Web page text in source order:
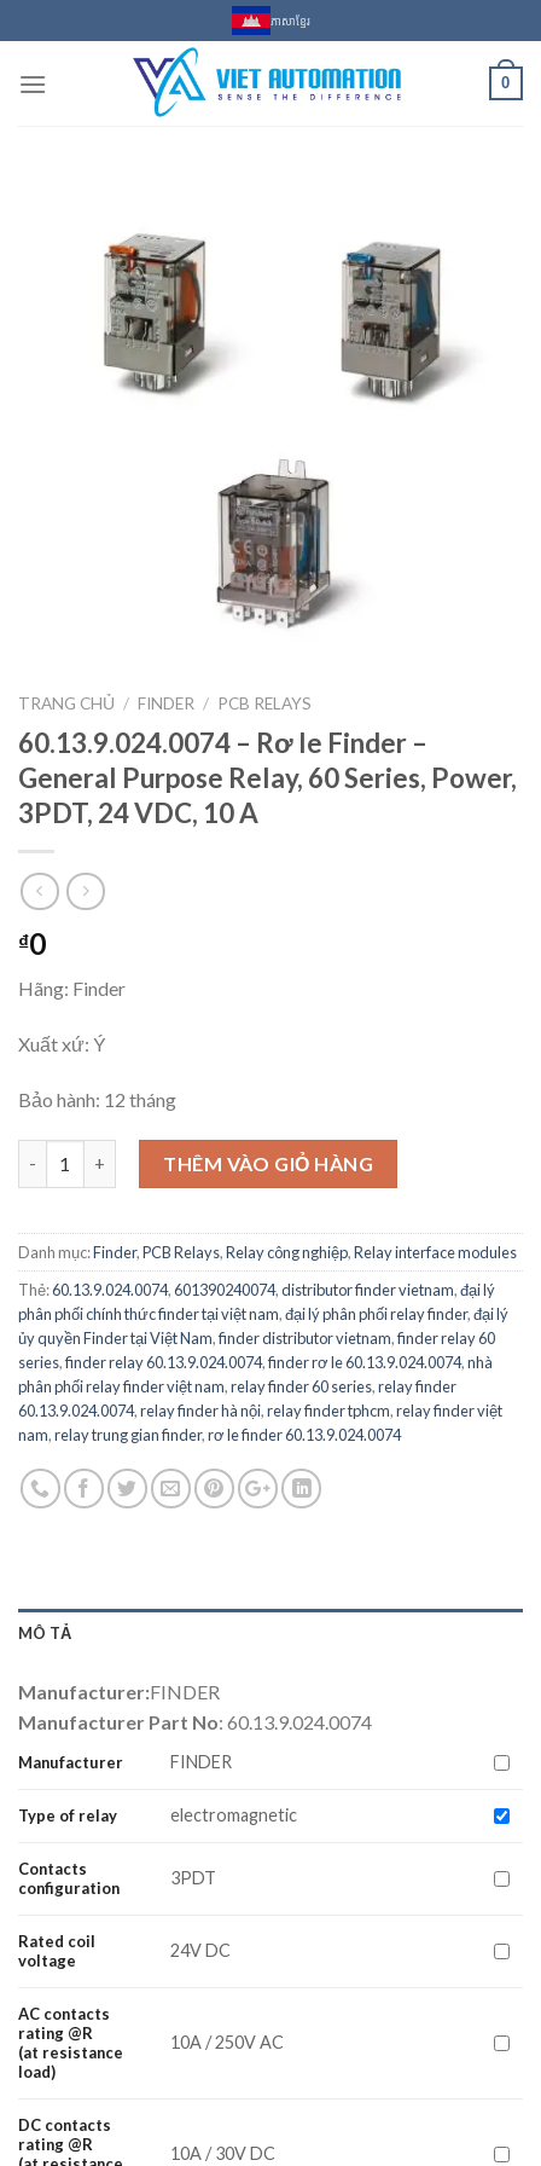
to
content
ភាសាខ្មែរ
0
TRANG CHỦ / FINDER / PCB RELAYS
60.13.9.024.0074 – Rơ le Finder –
General Purpose Relay, 60 Series, Power,
3PDT, 24 VDC, 10 A
₫0
Hãng: Finder
Xuất xứ: Ý
Bảo hành: 12 tháng
60.13.9.024.0074 - Rơ le Finder - General Purpose Relay, 60
THÊM VÀO GIỎ HÀNG
Danh mục:Finder,PCB Relays,Relay công nghiệp,Relay interface modules
Thẻ:60.13.9.024.0074,601390240074,distributor finder vietnam,đại lý
phân phối chính thức finder tại việt nam,đại lý phân phối relay finder,đại lý
ủy quyền Finder tại Việt Nam,finder distributor vietnam,finder relay 60
series,finder relay 60.13.9.024.0074,finder rơ le 60.13.9.024.0074,nhà
phân phối relay finder việt nam,relay finder 60 series,relay finder
60.13.9.024.0074,relay finder hà nội,relay finder tphcm,relay finder việt
nam,relay trung gian finder,rơ le finder 60.13.9.024.0074
MÔ TẢ
Manufacturer:FINDER
Manufacturer Part No: 60.13.9.024.0074
Manufacturer FINDER
Type of relay electromagnetic
Contacts
configuration
3PDT
Rated coil
voltage
24V DC
AC contacts
rating @R
(at resistance
load)
10A / 250V AC
DC contacts
rating @R
10A / 30V DC